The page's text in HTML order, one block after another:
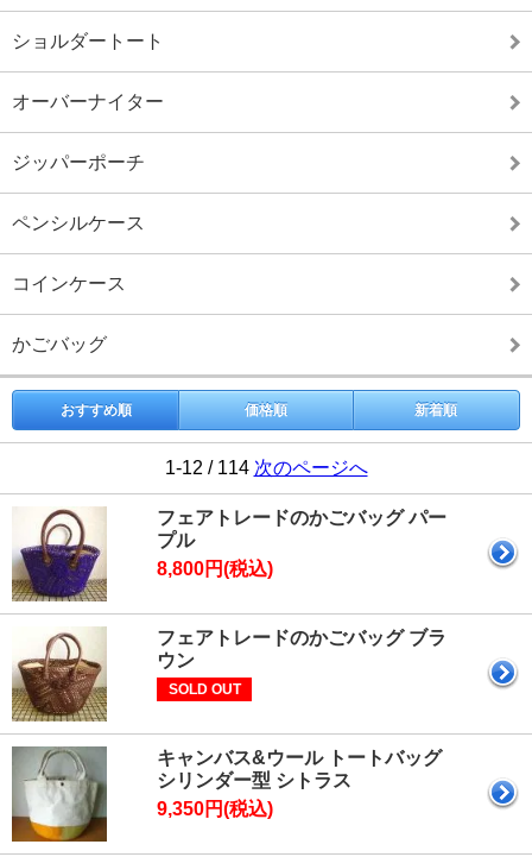
ショルダートート
オーバーナイター
ジッパーポーチ
ペンシルケース
コインケース
かごバッグ
おすすめ順 価格順 新着順
1-12 / 114 次のページへ
フェアトレードのかごバッグ パー
プル
8,800円(税込)
フェアトレードのかごバッグ ブラ
ウン
SOLD OUT
キャンバス&ウール トートバッグ
シリンダー型 シトラス
9,350円(税込)